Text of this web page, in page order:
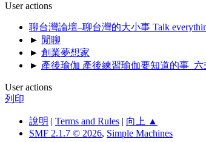
User actions
聊台灣論壇–聊台灣的大小事 Talk
► 閒聊
► 創業夢想家
► 產後瑜伽 產後練習瑜伽要知道的事_
User actions
列印
說明 | Terms and Rules | 向上 ▲
SMF 2.1.7 © 2026, Simple Machines